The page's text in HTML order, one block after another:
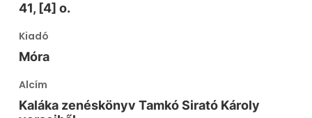
41, [4] o.
Kiadó
Móra
Alcím
Kaláka zenéskönyv Tamkó Sirató Károly